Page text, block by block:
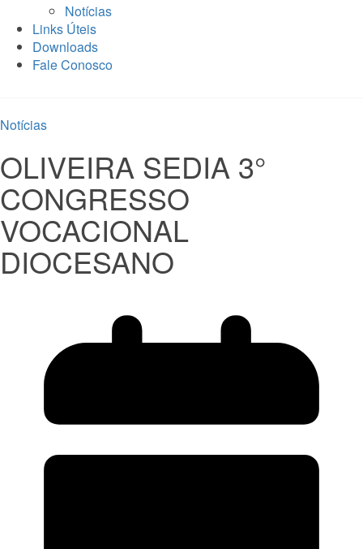
Notícias
Links Úteis
Downloads
Fale Conosco
Notícias
OLIVEIRA SEDIA 3°
CONGRESSO
VOCACIONAL
DIOCESANO